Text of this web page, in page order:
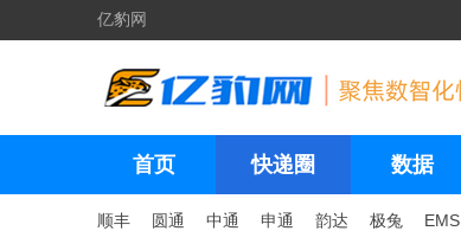
亿豹网
首页 快递圈 数据
顺丰 圆通 中通 申通 韵达 极兔 EMS